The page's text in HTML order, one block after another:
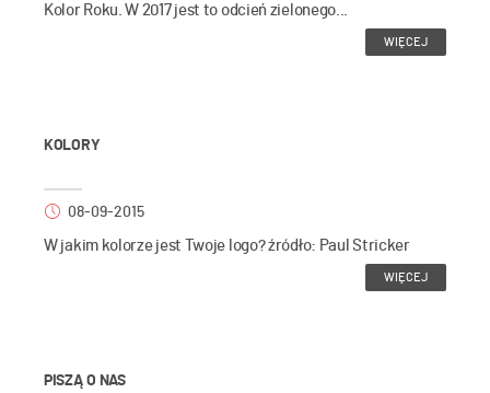
Kolor Roku. W 2017 jest to odcień zielonego...
WIĘCEJ
KOLORY
08-09-2015
W jakim kolorze jest Twoje logo? źródło: Paul Stricker
WIĘCEJ
PISZĄ O NAS